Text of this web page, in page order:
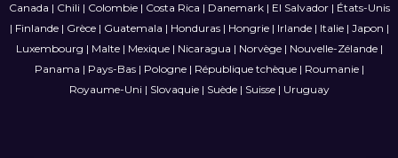
Canada | Chili | Colombie| Costa Rica | Danemark| El Salvador| États-Unis
| Finlande| Grèce| Guatemala | Honduras| Hongrie| Irlande| Italie| Japon |
Luxembourg | Malte| Mexique| Nicaragua | Norvège| Nouvelle-Zélande|
Panama | Pays-Bas| Pologne| République tchèque| Roumanie|
Royaume-Uni | Slovaquie| Suède| Suisse| Uruguay